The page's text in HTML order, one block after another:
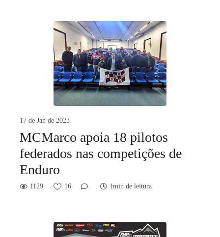
17 de Jan de 2023
MCMarco apoia 18 pilotos
federados nas competições de
Enduro
1129 16 1min de leitura